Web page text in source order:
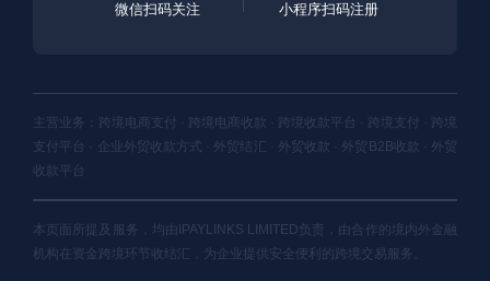
微信扫码关注 小程序扫码注册
主营业务：跨境电商支付 · 跨境电商收款 · 跨境收款平台 · 跨境支付 · 跨境
支付平台 · 企业外贸收款方式 · 外贸结汇 · 外贸收款 · 外贸B2B收款 · 外贸
收款平台
本页面所提及服务，均由IPAYLINKS LIMITED负责，由合作的境内外金融
机构在资金跨境环节收结汇，为企业提供安全便利的跨境交易服务。